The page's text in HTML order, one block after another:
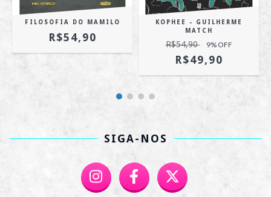
FILOSOFIA DO MAMILO
R$54,90
KOPHEE - GUILHERME
MATCH
R$54,90 9% OFF
R$49,90
SIGA-NOS